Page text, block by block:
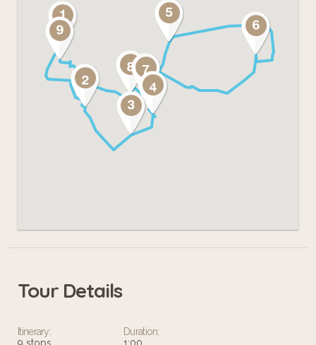
Waadhoeke feest te vieren en
saamhorigheid te creëren. Ook in
Dronrijp, een van de grotere kernen
binnen de gemeente zal een
overstapplaats worden gerealiseerd.
Tour Details
Itinerary:
Duration: